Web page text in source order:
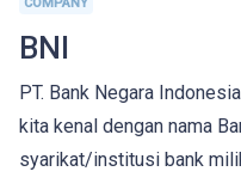
BNI
PT. Bank Negara
kita kenal dengan nama
syarikat/institusi bank